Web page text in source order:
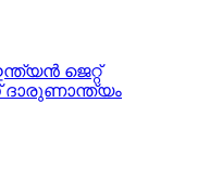
ജെറ്റ്